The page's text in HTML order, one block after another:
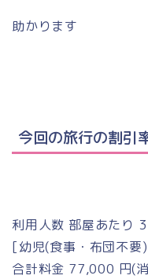
助かります
今回の旅行の割引
利用人数 部屋あたり
[幼児(食事・布団不
合計料金 77,000 円(